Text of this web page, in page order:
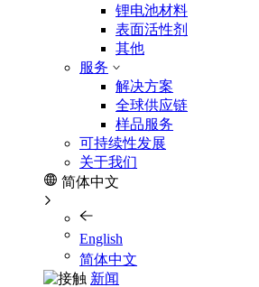
锂电池材料
表面活性剂
其他
服务
解决方案
全球供应链
样品服务
可持续性发展
关于我们
简体中文
English
简体中文
新闻